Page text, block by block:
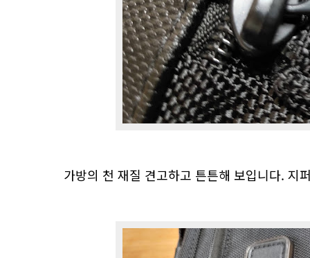
가방의 천 재질 견고하고 튼튼해 보입니다. 지